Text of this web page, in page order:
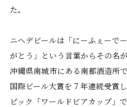
た。
ニヘデビールは「にーふぇーで
がとう」という言葉からその名
沖縄県南城市にある南都酒造所
国際ビール大賞を７年連続受賞
ピック「ワールドビアカップ」